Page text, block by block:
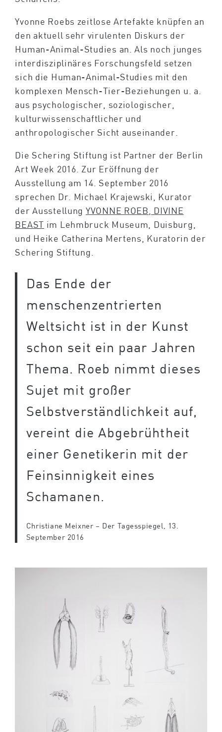
Yvonne Roebs zeitlose Artefakte knüpfen an
den aktuell sehr virulenten Diskurs der
Human-Animal-Studies an. Als noch junges
interdisziplinäres Forschungsfeld setzen
sich die Human-Animal-Studies mit den
komplexen Mensch-Tier-Beziehungen u. a.
aus psychologischer, soziologischer,
kulturwissenschaftlicher und
anthropologischer Sicht auseinander.
Die Schering Stiftung ist Partner der Berlin
Art Week 2016. Zur Eröffnung der
Ausstellung am 14. September 2016
sprechen Dr. Michael Krajewski, Kurator
der Ausstellung YVONNE ROEB, DIVINE
BEAST im Lehmbruck Museum, Duisburg,
und Heike Catherina Mertens, Kuratorin der
Schering Stiftung.
Das Ende der
menschenzentrierten
Weltsicht ist in der Kunst
schon seit ein paar Jahren
Thema. Roeb nimmt dieses
Sujet mit großer
Selbstverständlichkeit auf,
vereint die Abgebrühtheit
einer Genetikerin mit der
Feinsinnigkeit eines
Schamanen.
Christiane Meixner – Der Tagesspiegel, 13.
September 2016